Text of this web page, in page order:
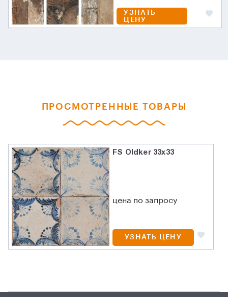
УЗНАТЬ
ЦЕНУ
ПРОСМОТРЕННЫЕ ТОВАРЫ
FS Oldker 33x33
цена по запросу
УЗНАТЬ ЦЕНУ